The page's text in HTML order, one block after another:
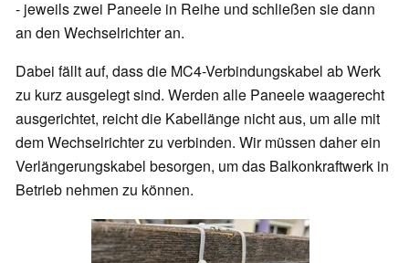
- jeweils zwei Paneele in Reihe und schließen sie dann
an den Wechselrichter an.
Dabei fällt auf, dass die MC4-Verbindungskabel ab Werk
zu kurz ausgelegt sind. Werden alle Paneele waagerecht
ausgerichtet, reicht die Kabellänge nicht aus, um alle mit
dem Wechselrichter zu verbinden. Wir müssen daher ein
Verlängerungskabel besorgen, um das Balkonkraftwerk in
Betrieb nehmen zu können.